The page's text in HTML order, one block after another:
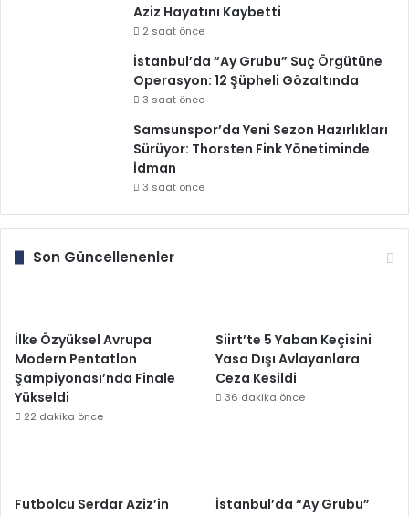
Aziz Hayatını Kaybetti
2 saat önce
İstanbul’da “Ay Grubu” Suç Örgütüne
Operasyon: 12 Şüpheli Gözaltında
3 saat önce
Samsunspor’da Yeni Sezon Hazırlıkları
Sürüyor: Thorsten Fink Yönetiminde
İdman
3 saat önce
Son Güncellenenler
İlke Özyüksel Avrupa
Modern Pentatlon
Şampiyonası’nda Finale
Yükseldi
22 dakika önce
Siirt’te 5 Yaban Keçisini
Yasa Dışı Avlayanlara
Ceza Kesildi
36 dakika önce
Futbolcu Serdar Aziz’in
İstanbul’da “Ay Grubu”